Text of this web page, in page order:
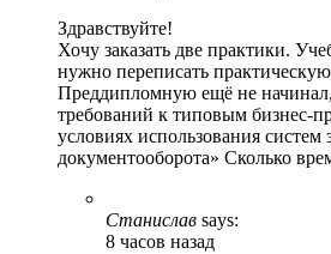
Здравствуйте!
Хочу заказать две практики.
нужно переписать
Преддипломную ещё не
требований к типовым бизнес-
условиях использования систем
документооборота» Сколько
Станислав says:
8 часов назад